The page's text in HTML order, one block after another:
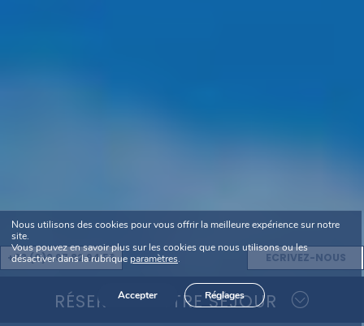
+33 (0)2 97 82 94 56 ECRIVEZ-NOUS
RÉSERVEZ VOTRE SÉJOUR
Nous utilisons des cookies pour vous offrir la meilleure expérience sur notre
site.
Vous pouvez en savoir plus sur les cookies que nous utilisons ou les
désactiver dans la rubrique paramètres.
Accepter Réglages